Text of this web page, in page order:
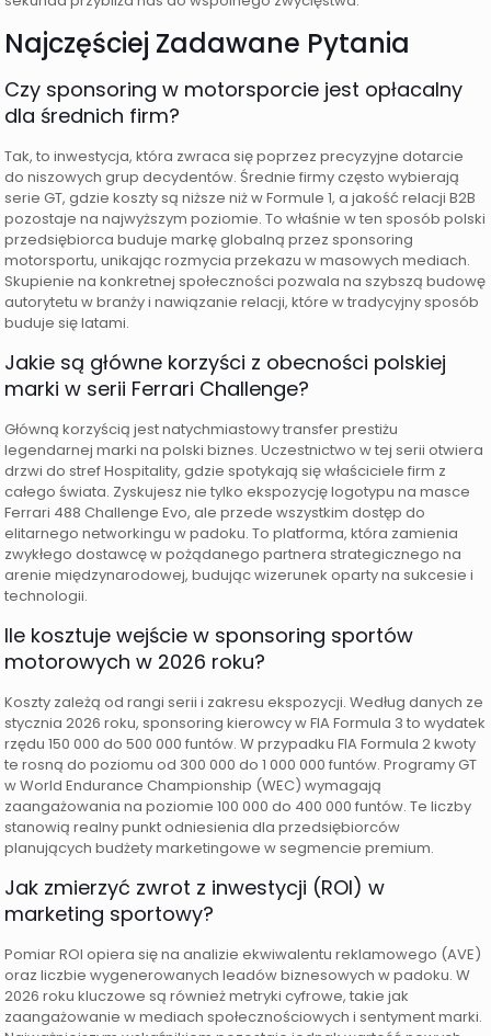
Najczęściej Zadawane Pytania
Czy sponsoring w motorsporcie jest opłacalny
dla średnich firm?
Tak, to inwestycja, która zwraca się poprzez precyzyjne dotarcie
do niszowych grup decydentów. Średnie firmy często wybierają
serie GT, gdzie koszty są niższe niż w Formule 1, a jakość relacji B2B
pozostaje na najwyższym poziomie. To właśnie w ten sposób polski
przedsiębiorca buduje markę globalną przez sponsoring
motorsportu, unikając rozmycia przekazu w masowych mediach.
Skupienie na konkretnej społeczności pozwala na szybszą budowę
autorytetu w branży i nawiązanie relacji, które w tradycyjny sposób
buduje się latami.
Jakie są główne korzyści z obecności polskiej
marki w serii Ferrari Challenge?
Główną korzyścią jest natychmiastowy transfer prestiżu
legendarnej marki na polski biznes. Uczestnictwo w tej serii otwiera
drzwi do stref Hospitality, gdzie spotykają się właściciele firm z
całego świata. Zyskujesz nie tylko ekspozycję logotypu na masce
Ferrari 488 Challenge Evo, ale przede wszystkim dostęp do
elitarnego networkingu w padoku. To platforma, która zamienia
zwykłego dostawcę w pożądanego partnera strategicznego na
arenie międzynarodowej, budując wizerunek oparty na sukcesie i
technologii.
Ile kosztuje wejście w sponsoring sportów
motorowych w 2026 roku?
Koszty zależą od rangi serii i zakresu ekspozycji. Według danych ze
stycznia 2026 roku, sponsoring kierowcy w FIA Formula 3 to wydatek
rzędu 150 000 do 500 000 funtów. W przypadku FIA Formula 2 kwoty
te rosną do poziomu od 300 000 do 1 000 000 funtów. Programy GT
w World Endurance Championship (WEC) wymagają
zaangażowania na poziomie 100 000 do 400 000 funtów. Te liczby
stanowią realny punkt odniesienia dla przedsiębiorców
planujących budżety marketingowe w segmencie premium.
Jak zmierzyć zwrot z inwestycji (ROI) w
marketing sportowy?
Pomiar ROI opiera się na analizie ekwiwalentu reklamowego (AVE)
oraz liczbie wygenerowanych leadów biznesowych w padoku. W
2026 roku kluczowe są również metryki cyfrowe, takie jak
zaangażowanie w mediach społecznościowych i sentyment marki.